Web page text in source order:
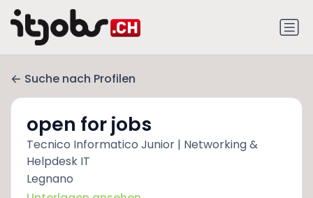
Suche nach Profilen
open for jobs
Tecnico Informatico Junior | Networking &
Helpdesk IT
Legnano